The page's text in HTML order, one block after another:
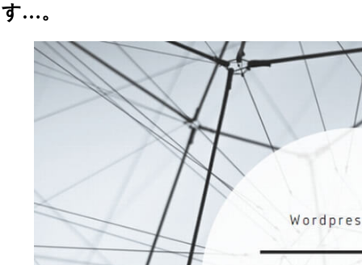
す…。